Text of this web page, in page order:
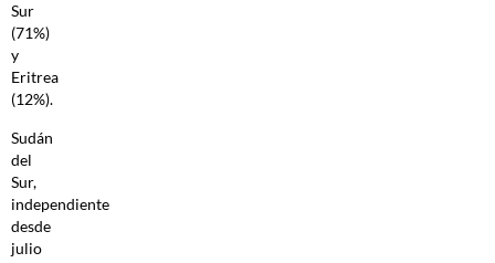
Sur
(71%)
y
Eritrea
(12%).
Sudán
del
Sur,
independiente
desde
julio